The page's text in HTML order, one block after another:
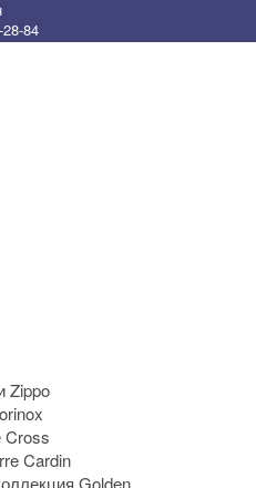
84
Zippo
Cross
Cardin
Golden